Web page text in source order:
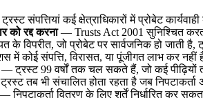
संपत्तियां कई क्षेत्राधिकारों में प्रोबेट
को रद्द करना— Trusts Act 2001 सुनिश्चित
विपरीत, जो प्रोबेट पर सार्वजनिक हो जाती है,
में कोई संपत्ति, विरासत, या पूंजीगत लाभ कर नहीं
ट्रस्ट 99 वर्षों तक चल सकते हैं, जो कई
तब भी संचालित होता रहता है जब निपटाकर्ता
निपटाकर्ता वितरण के लिए शर्तें निर्धारित कर